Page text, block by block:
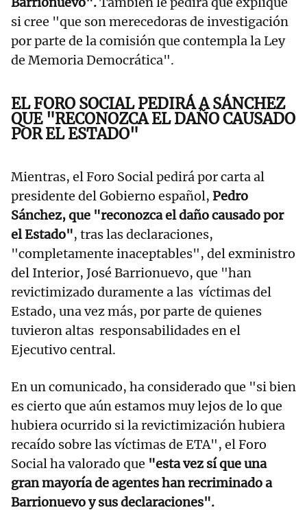
si cree "que son merecedoras de investigación
por parte de la comisión que contempla la Ley
de Memoria Democrática".
EL FORO SOCIAL PEDIRÁ A SÁNCHEZ
QUE "RECONOZCA EL DAÑO CAUSADO
POR EL ESTADO"
Mientras, el Foro Social pedirá por carta al
presidente del Gobierno español, Pedro
Sánchez, que "reconozca el daño causado por
el Estado", tras las declaraciones,
"completamente inaceptables", del exministro
del Interior, José Barrionuevo, que "han
revictimizado duramente a las víctimas del
Estado, una vez más, por parte de quienes
tuvieron altas responsabilidades en el
Ejecutivo central.
En un comunicado, ha considerado que "si bien
es cierto que aún estamos muy lejos de lo que
hubiera ocurrido si la revictimización hubiera
recaído sobre las víctimas de ETA", el Foro
Social ha valorado que "esta vez sí que una
gran mayoría de agentes han recriminado a
Barrionuevo y sus declaraciones".